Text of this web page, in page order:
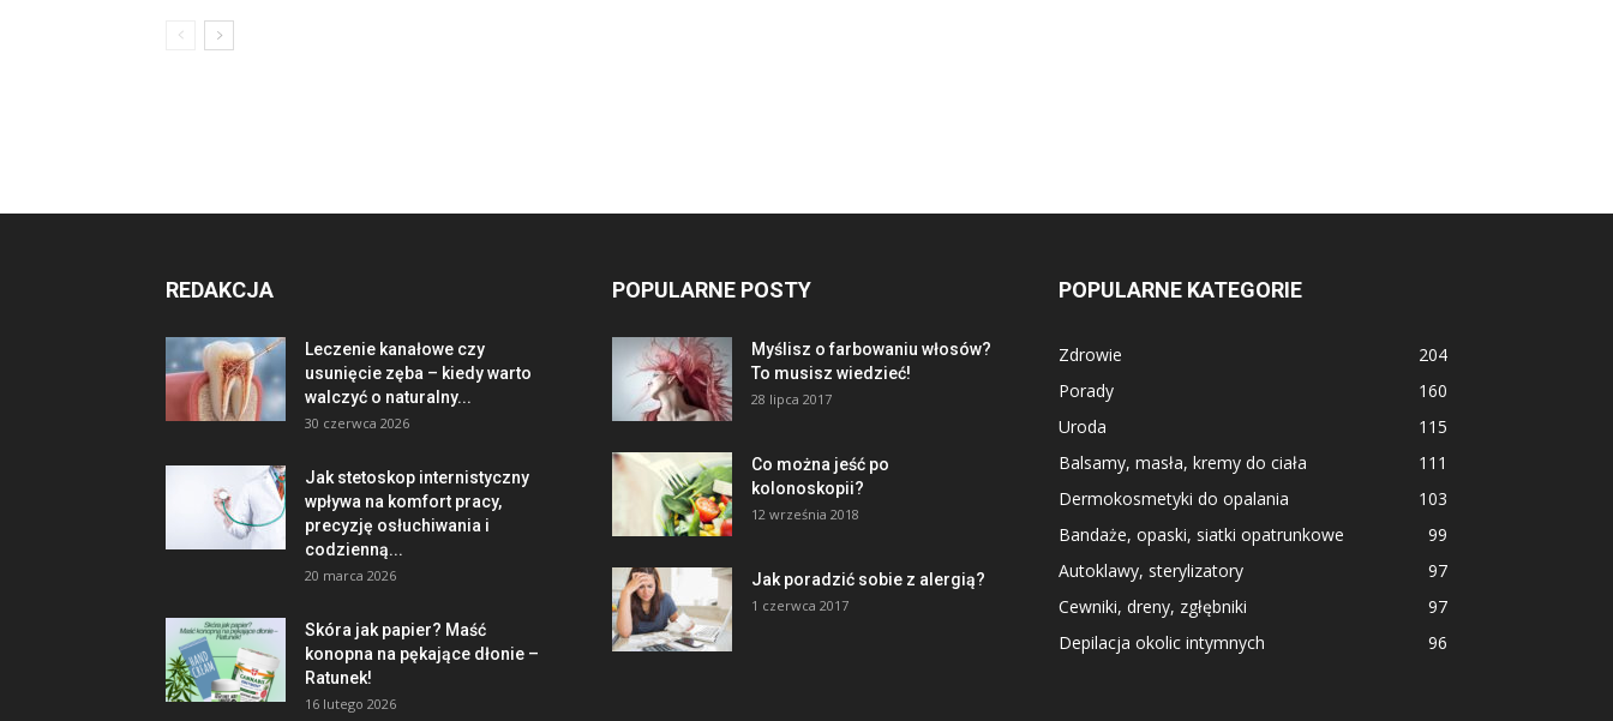
REDAKCJA
Leczenie kanałowe czy
usunięcie zęba – kiedy warto
walczyć o naturalny...
30 czerwca 2026
Jak stetoskop internistyczny
wpływa na komfort pracy,
precyzję osłuchiwania i
codzienną...
20 marca 2026
Skóra jak papier? Maść
konopna na pękające dłonie –
Ratunek!
16 lutego 2026
POPULARNE POSTY
Myślisz o farbowaniu włosów?
To musisz wiedzieć!
28 lipca 2017
Co można jeść po
kolonoskopii?
12 września 2018
Jak poradzić sobie z alergią?
1 czerwca 2017
POPULARNE KATEGORIE
Zdrowie
204
Porady
160
Uroda
115
Balsamy, masła, kremy do ciała
111
Dermokosmetyki do opalania
103
Bandaże, opaski, siatki opatrunkowe
99
Autoklawy, sterylizatory
97
Cewniki, dreny, zgłębniki
97
Depilacja okolic intymnych
96